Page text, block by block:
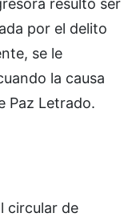
por el delito
se le
la causa
Paz Letrado.
circular de